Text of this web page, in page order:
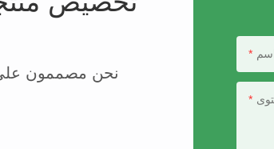
نحن مصممون على